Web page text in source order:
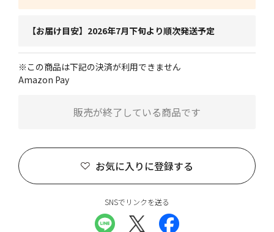
【お届け目安】2026年7月下旬より順次発送予定
※この商品は下記の決済が利用できません
Amazon Pay
お気に入りに登録する
販売が終了している商品です
SNSでリンクを送る